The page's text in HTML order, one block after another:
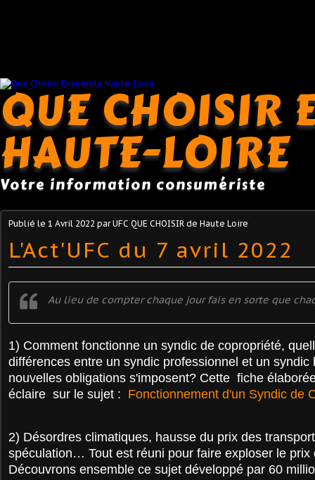
QUE CHOISIR
HAUTE-LOIRE
Votre information consumériste
Publié le 1 Avril 2022 par UFC QUE CHOISIR de Haute Loire
L'Act'UFC du 7 avril 2022
Au lieu de compter chaque jour fais en sorte que
1) Comment fonctionne un syndic de copropriété,
différences entre un syndic professionnel et un syndic
nouvelles obligations s'imposent? Cette fiche
éclaire sur le sujet : Fonctionnement d'un Syndic de
2) Désordres climatiques, hausse du prix des
spéculation… Tout est réuni pour faire exploser le prix
Découvrons ensemble ce sujet développé par 60